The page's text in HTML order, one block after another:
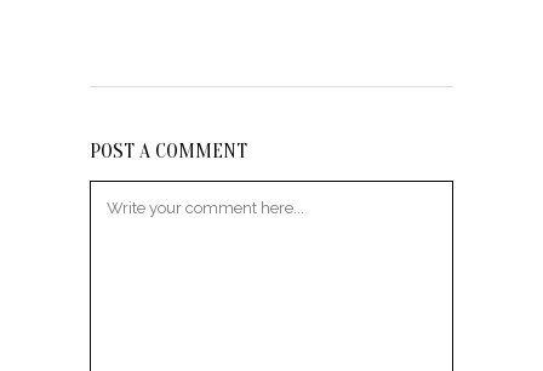
POST A COMMENT